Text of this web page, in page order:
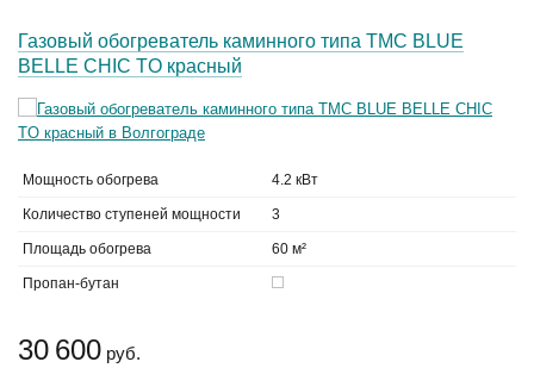
Газовый обогреватель каминного типа TMC BLUE
BELLE CHIC TO красный
Мощность обогрева 4.2 кВт
Количество ступеней мощности 3
Площадь обогрева 60 м²
Пропан-бутан
30 600 руб.